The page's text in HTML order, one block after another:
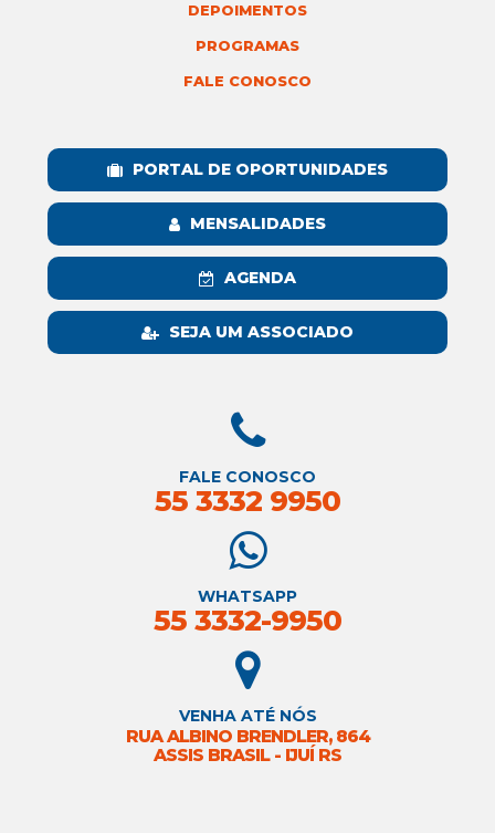
DEPOIMENTOS
PROGRAMAS
FALE CONOSCO
PORTAL DE OPORTUNIDADES
MENSALIDADES
AGENDA
SEJA UM ASSOCIADO
FALE CONOSCO
55 3332 9950
WHATSAPP
55 3332-9950
VENHA ATÉ NÓS
RUA ALBINO BRENDLER, 864
ASSIS BRASIL - IJUÍ RS